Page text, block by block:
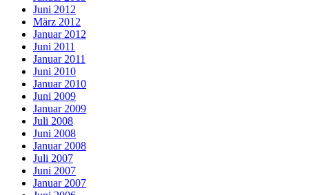
Juni 2012
März 2012
Januar 2012
Juni 2011
Januar 2011
Juni 2010
Januar 2010
Juni 2009
Januar 2009
Juli 2008
Juni 2008
Januar 2008
Juli 2007
Juni 2007
Januar 2007